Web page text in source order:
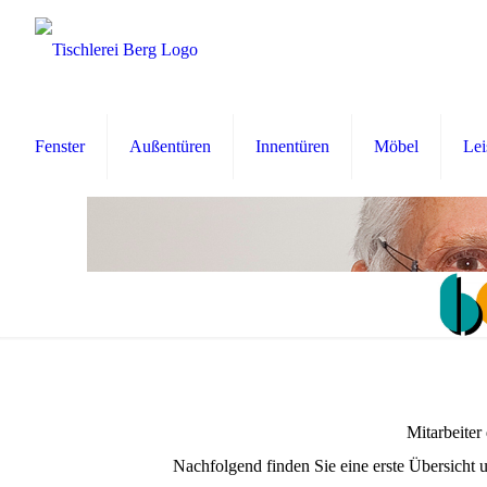
Fenster Außentüren Innentüren Möbel
Mitarbeiter
Nachfolgend finden Sie eine erste Übersicht